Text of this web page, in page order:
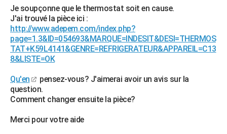
Art de vivre
Bien-être
Loisirs
ModeModes de vie
SANTE
Alimentation
Guide de la santé
Maladies
Médicaments
Sommeil
VOYAGE
Destinations
City break
Voyage nature
Voyage de noces
Forum
Climat
+PHOTO
BONS PLANS
Je soupçonne que le thermostat soit en cause.
J'ai trouvé la pièce ici :
http://www.adepem.com/index.php?
page=1.3&ID=054693&MARQUE=INDESIT&DESI=THERMOS
TAT+K59L4141&GENRE=REFRIGERATEUR&APPAREIL=C13
8&LISTE=OK
Qu'en
pensez-vous? J'aimerai avoir un avis sur la
question.
Comment changer ensuite la pièce?
Merci pour votre aide